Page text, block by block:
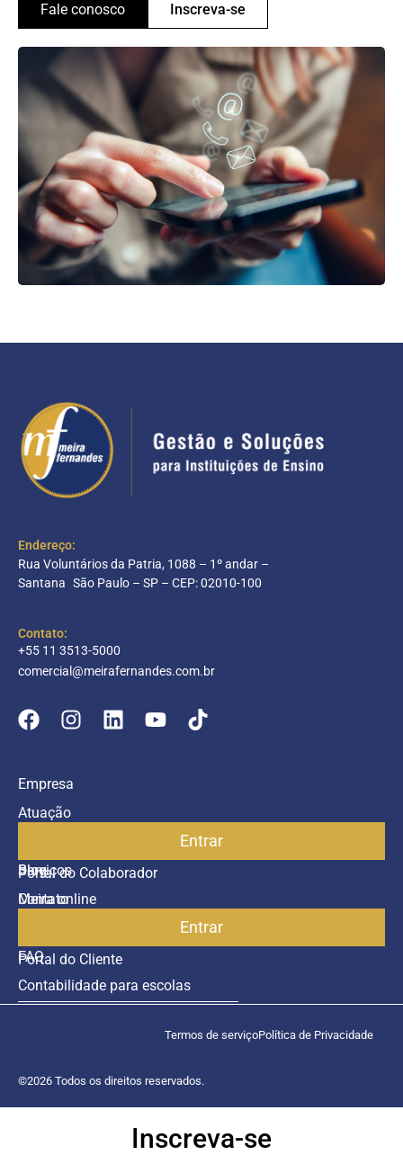
Fale conosco Inscreva-se
Endereço:
Rua Voluntários da Patria, 1088 – 1º andar –
Santana São Paulo – SP – CEP: 02010-100
Contato:
+55 11 3513-5000
comercial@meirafernandes.com.br
Empresa
Atuação
Blog
Contato
Portal do Colaborador
Entrar
Serviços
Meira online
FAQ
Contabilidade para escolas
Portal do Cliente
Entrar
©2026 Todos os direitos reservados.
Termos de serviçoPolítica de Privacidade
Inscreva-se